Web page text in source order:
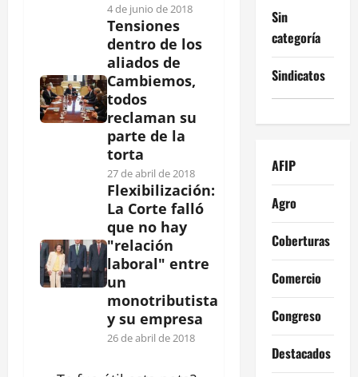
4 de junio de 2018
Tensiones
dentro de los
aliados de
Cambiemos,
todos
reclaman su
parte de la
torta
27 de abril de 2018
Flexibilización:
La Corte falló
que no hay
"relación
laboral" entre
un
monotributista
y su empresa
26 de abril de 2018
Sin
categoría
Sindicatos
AFIP
Agro
Coberturas
Comercio
Congreso
Destacados